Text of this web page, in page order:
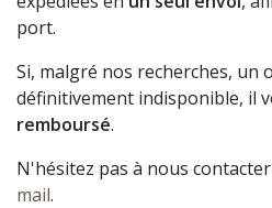
port.
Si, malgré nos recherches, un
définitivement indisponible, il
remboursé.
N'hésitez pas à nous
mail.